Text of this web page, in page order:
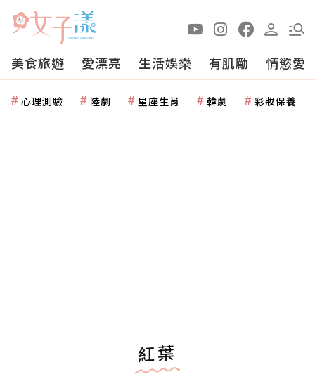
美食旅遊 愛漂亮 生活娛樂 有肌勵 情慾愛
心理測驗 陸劇 星座生肖 韓劇 彩妝保養
紅葉